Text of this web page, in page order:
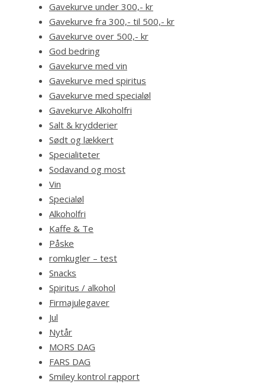
Gavekurve under 300,- kr
Gavekurve fra 300,- til 500,- kr
Gavekurve over 500,- kr
God bedring
Gavekurve med vin
Gavekurve med spiritus
Gavekurve med specialøl
Gavekurve Alkoholfri
Salt & krydderier
Sødt og lækkert
Specialiteter
Sodavand og most
Vin
Specialøl
Alkoholfri
Kaffe & Te
Påske
romkugler – test
Snacks
Spiritus / alkohol
Firmajulegaver
Jul
Nytår
MORS DAG
FARS DAG
Smiley kontrol rapport